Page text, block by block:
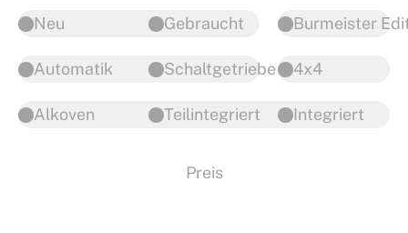
Neu Gebraucht
4x4
Automatik Schaltgetriebe
Burmeister
Alkoven Teilintegriert Integriert
Preis